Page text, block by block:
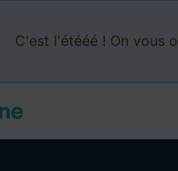
C'est l'étééé ! On vous